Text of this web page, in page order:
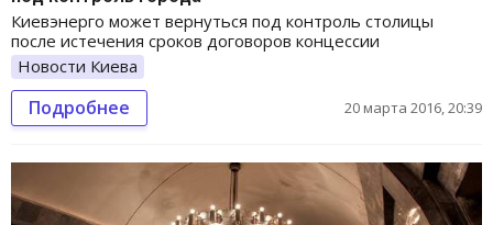
Киевэнерго может вернуться под контроль столицы
после истечения сроков договоров концессии
Новости Киева
Подробнее 20 марта 2016, 20:39